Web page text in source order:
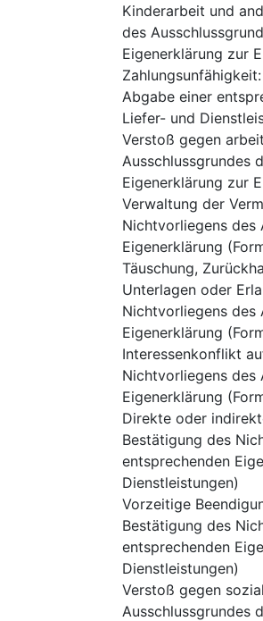
Kinderarbeit und
des
Eigenerklärung zur
Zahlungsunfähigkeit:
Abgabe einer
Liefer- und
Verstoß gegen
Ausschlussgrundes
Eigenerklärung zur
Verwaltung der
Nichtvorliegens des
Eigenerklärung
Täuschung,
Unterlagen oder
Nichtvorliegens des
Eigenerklärung
Interessenkonflikt
Nichtvorliegens des
Eigenerklärung
Direkte oder
Bestätigung des
entsprechenden
Dienstleistungen)
Vorzeitige
Bestätigung des
entsprechenden
Dienstleistungen)
Verstoß gegen
Ausschlussgrundes